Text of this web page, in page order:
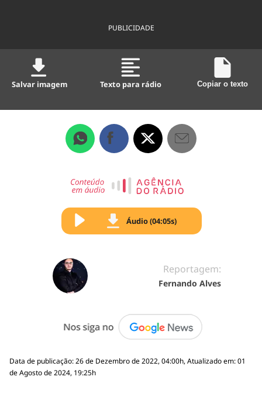
PUBLICIDADE
Salvar imagem Texto para rádio Copiar o texto
Áudio (04:05s)
Reportagem:
Fernando Alves
Data de publicação: 26 de Dezembro de 2022, 04:00h, Atualizado em: 01
de Agosto de 2024, 19:25h